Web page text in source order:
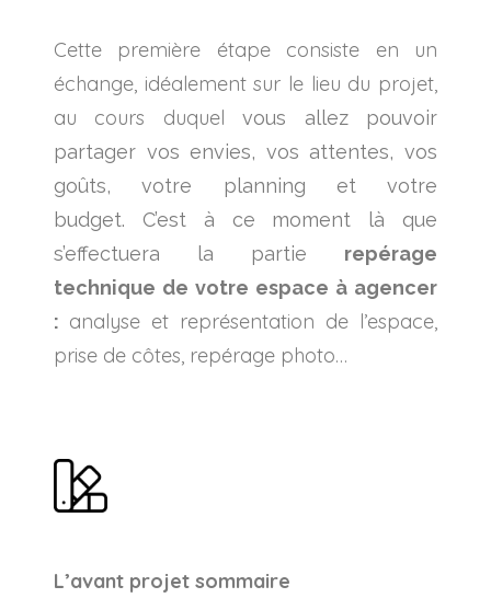
Cette première étape consiste en un
échange, idéalement sur le lieu du projet,
au cours duquelvous allez pouvoir
partager vos envies, vos attentes, vos
goûts, votre planning et votre
budget. C’est à ce moment là que
s’effectuera la partie repérage
technique de votre espace à agencer
: analyse et représentation de l’espace,
prise de côtes, repérage photo…
L’avant projet sommaire